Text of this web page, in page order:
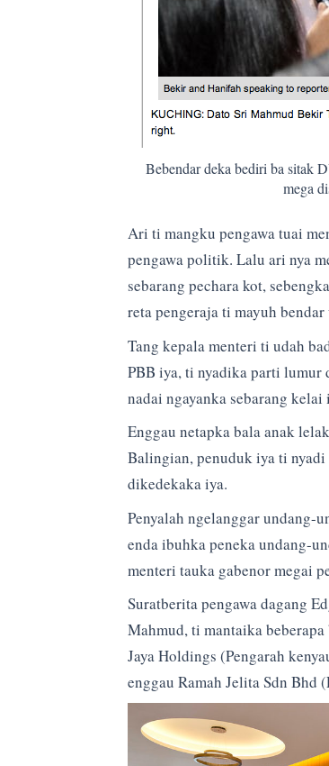
Bebendar deka bediri ba sitak
mega
Ari ti mangku pengawa tuai
pengawa politik. Lalu ari nya
sebarang pechara kot,
reta pengeraja ti mayuh
Tang kepala menteri ti udah
PBB iya, ti nyadika parti lumur
nadai ngayanka sebarang kelai
Enggau netapka bala anak
Balingian, penuduk iya ti
dikedekaka iya.
Penyalah ngelanggar undang-
enda ibuhka peneka undang-
menteri tauka gabenor megai
Suratberita pengawa dagang
Mahmud, ti mantaika
Jaya Holdings (Pengarah
enggau Ramah Jelita Sdn Bhd